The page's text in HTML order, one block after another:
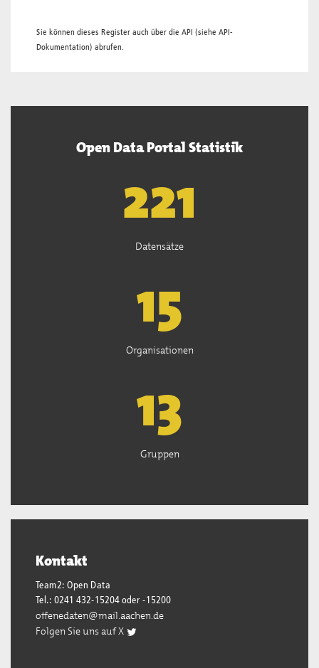
Sie können dieses Register auch über die API (siehe API-
Dokumentation) abrufen.
Open Data Portal Statistik
222
Datensätze
15
Organisationen
13
Gruppen
Kontakt
Team2: Open Data
Tel.: 0241 432-15204 oder -15200
offenedaten@mail.aachen.de
Folgen Sie uns auf X